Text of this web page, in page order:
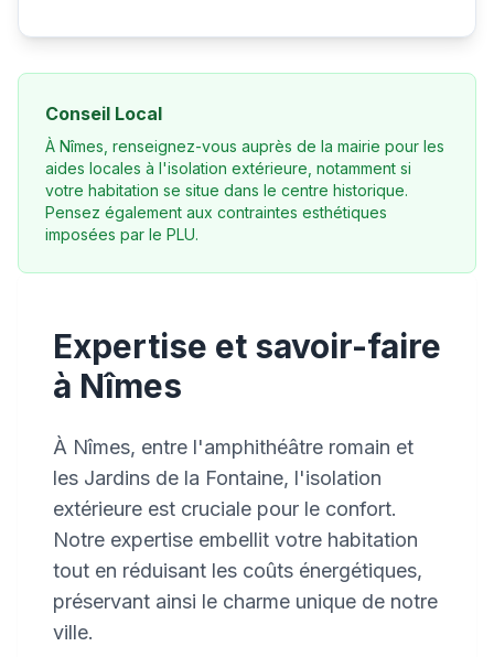
Expertise et savoir-faire
à Nîmes
À Nîmes, entre l'amphithéâtre romain et
les Jardins de la Fontaine, l'isolation
extérieure est cruciale pour le confort.
Notre expertise embellit votre habitation
tout en réduisant les coûts énergétiques,
préservant ainsi le charme unique de notre
ville.
Conseil Local
À Nîmes, renseignez-vous auprès de la mairie pour les
aides locales à l'isolation extérieure, notamment si
votre habitation se situe dans le centre historique.
Pensez également aux contraintes esthétiques
imposées par le PLU.